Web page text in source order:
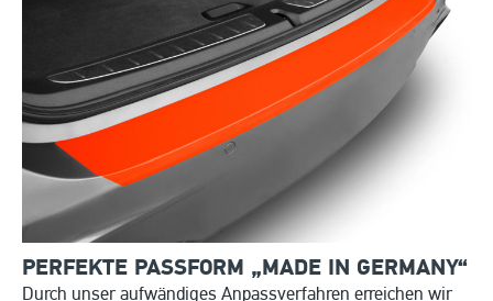
PERFEKTE PASSFORM „MADE IN GERMANY“
Durch unser aufwändiges Anpassverfahren erreichen wir